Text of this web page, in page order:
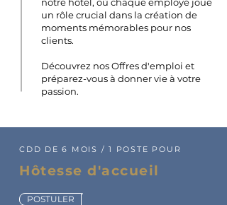
un rôle crucial dans la création de
moments mémorables pour nos
clients.
Découvrez nos Offres d'emploi et
préparez-vous à donner vie à votre
passion.
CDD DE 6 MOIS / 1 POSTE POUR
Hôtesse d'accueil
POSTULER